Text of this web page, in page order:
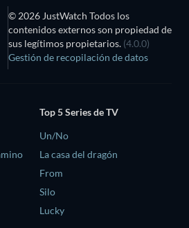
© 2026 JustWatch Todos los
contenidos externos son propiedad de
sus legítimos propietarios. (4.0.0)
Gestión de recopilación de datos
Top 5 Series de TV
Un/No
La casa del dragón
From
Silo
Lucky